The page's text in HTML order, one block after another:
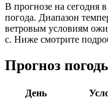
В прогнозе на сегодня
погода. Диапазон
ветровым условиям
с. Ниже смотрите
Прогноз
День